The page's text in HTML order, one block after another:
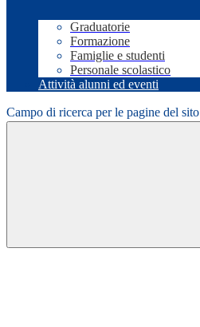
Graduatorie
Formazione
Famiglie e studenti
Personale scolastico
Attività alunni ed eventi
Campo di ricerca per le pagine del sito